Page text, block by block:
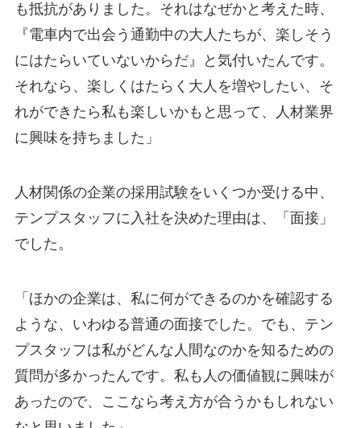
も抵抗がありました。それはなぜかと考えた時、
『電車内で出会う通勤中の大人たちが、楽しそう
にはたらいていないからだ』と気付いたんです。
それなら、楽しくはたらく大人を増やしたい、そ
れができたら私も楽しいかもと思って、人材業界
に興味を持ちました」
人材関係の企業の採用試験をいくつか受ける中、
テンプスタッフに入社を決めた理由は、「面接」
でした。
「ほかの企業は、私に何ができるのかを確認する
ような、いわゆる普通の面接でした。でも、テン
プスタッフは私がどんな人間なのかを知るための
質問が多かったんです。私も人の価値観に興味が
あったので、ここなら考え方が合うかもしれない